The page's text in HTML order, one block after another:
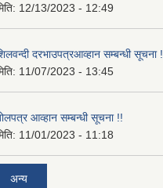
12/13/2023 - 12:49
दरभाउपत्रआव्हान सम्बन्धी सूचना !
11/07/2023 - 13:45
आव्हान सम्बन्धी सूचना !!
11/01/2023 - 11:18
अन्य